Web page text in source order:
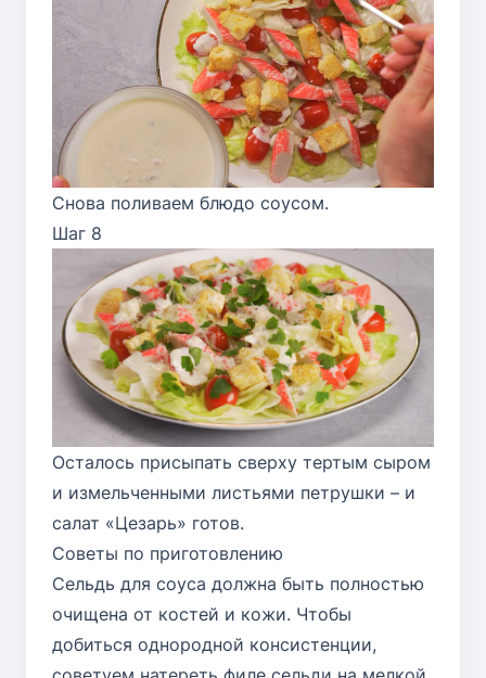
Снова поливаем блюдо соусом.
Шаг 8
Осталось присыпать сверху тертым сыром
и измельченными листьями петрушки – и
салат «Цезарь» готов.
Советы по приготовлению
Сельдь для соуса должна быть полностью
очищена от костей и кожи. Чтобы
добиться однородной консистенции,